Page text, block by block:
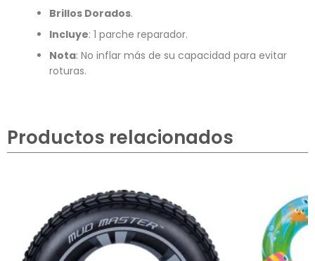
Brillos Dorados.
Incluye: 1 parche reparador.
Nota: No inflar más de su capacidad para evitar
roturas.
Productos relacionados